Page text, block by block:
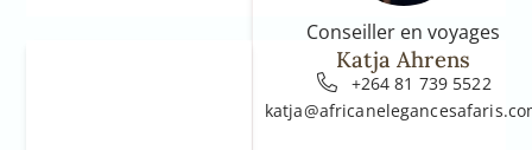
Conseiller en voyages
Katja Ahrens
+264 81 739 5522